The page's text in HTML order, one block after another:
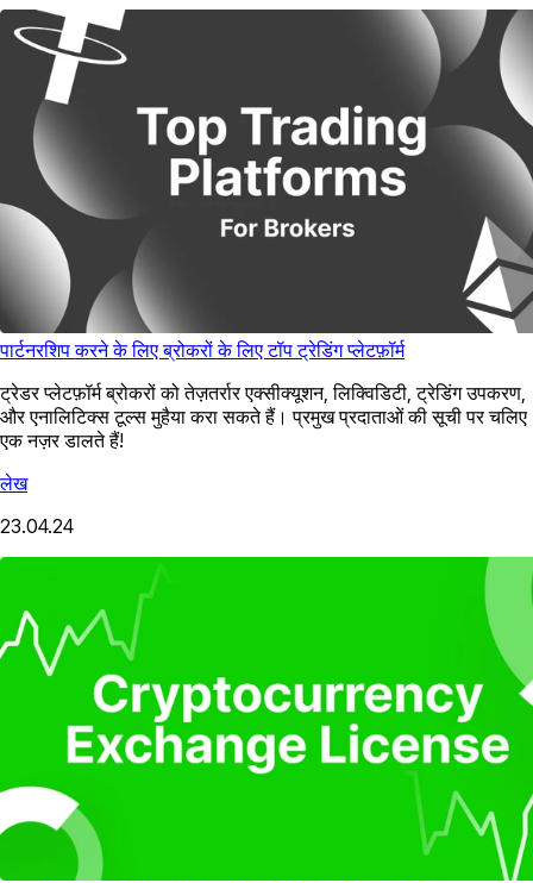
पार्टनरशिप करने के लिए ब्रोकरों के लिए टॉप ट्रेडिंग प्लेटफ़ॉर्म
ट्रेडर प्लेटफ़ॉर्म ब्रोकरों को तेज़तर्रार एक्सीक्यूशन, लिक्विडिटी, ट्रेडिंग उपकरण,
और एनालिटिक्स टूल्स मुहैया करा सकते हैं। प्रमुख प्रदाताओं की सूची पर चलिए
एक नज़र डालते हैं!
लेख
23.04.24